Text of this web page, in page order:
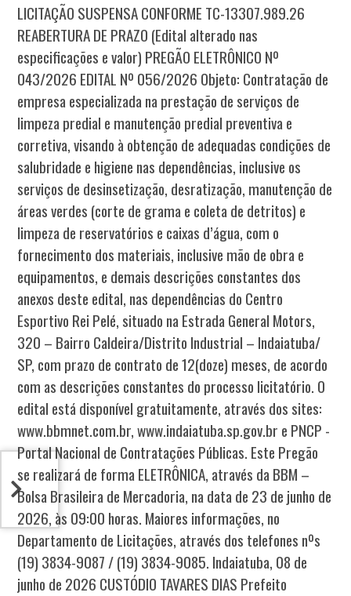
LICITAÇÃO SUSPENSA CONFORME TC-13307.989.26
REABERTURA DE PRAZO (Edital alterado nas
especificações e valor) PREGÃO ELETRÔNICO Nº
043/2026 EDITAL Nº 056/2026 Objeto: Contratação de
empresa especializada na prestação de serviços de
limpeza predial e manutenção predial preventiva e
corretiva, visando à obtenção de adequadas condições de
salubridade e higiene nas dependências, inclusive os
serviços de desinsetização, desratização, manutenção de
áreas verdes (corte de grama e coleta de detritos) e
limpeza de reservatórios e caixas d’água, com o
fornecimento dos materiais, inclusive mão de obra e
equipamentos, e demais descrições constantes dos
anexos deste edital, nas dependências do Centro
Esportivo Rei Pelé, situado na Estrada General Motors,
320 – Bairro Caldeira/Distrito Industrial – Indaiatuba/
SP, com prazo de contrato de 12(doze) meses, de acordo
com as descrições constantes do processo licitatório. O
edital está disponível gratuitamente, através dos sites:
www.bbmnet.com.br, www.indaiatuba.sp.gov.br e PNCP -
Portal Nacional de Contratações Públicas. Este Pregão
se realizará de forma ELETRÔNICA, através da BBM –
Bolsa Brasileira de Mercadoria, na data de 23 de junho de
2026, às 09:00 horas. Maiores informações, no
Departamento de Licitações, através dos telefones nºs
(19) 3834-9087 / (19) 3834-9085. Indaiatuba, 08 de
junho de 2026 CUSTÓDIO TAVARES DIAS Prefeito